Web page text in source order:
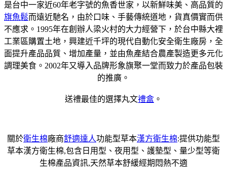
是台中一家近60年老字號的魚香世家，以新鮮味美、高品質的
旗魚鬆而遠近馳名，由於口味、手藝傳統道地，貨真價實而供
不應求。1995年在創辦人梁火村的大力經營下，於台中縣大裡
工業區購置土地，興建近千坪的現代自動化安全衛生廠房，全
面提升產品品質、增加產量，並由魚產結合農產製造更多元化
調理美食。2002年又導入品牌形象旗聚一堂而致力於產品包裝
的推廣。
送禮最佳的選擇丸文禮盒 。
關於衛生棉廠商舒適達人功能型草本漢方衛生棉:提供功能型
草本漢方衛生棉,包含日用型、夜用型、護墊型、量少型等衛
生棉產品資訊,天然草本舒緩經期悶熱不適